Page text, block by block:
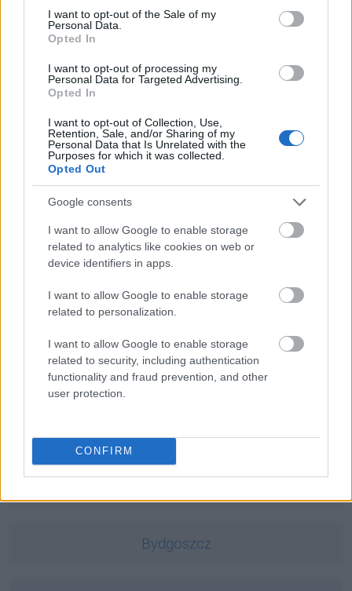
consent section.
I want to opt-out of the Sale of my
Personal Data.
Opted In
I want to opt-out of processing my
Personal Data for Targeted Advertising.
Opted In
I want to opt-out of Collection, Use,
Retention, Sale, and/or Sharing of my
Personal Data that Is Unrelated with the
Purposes for which it was collected.
Opted Out
Google consents
I want to allow Google to enable storage
related to analytics like cookies on web or
device identifiers in apps.
I want to allow Google to enable storage
related to personalization.
I want to allow Google to enable storage
related to security, including authentication
functionality and fraud prevention, and other
user protection.
CONFIRM
zaspokajaćmoże mieć trzy a?
Jaki przypadek po
Ciekawostki
— Pochodzenie wyrazufochy, a może i
eutanazja— Eutanazja, głupcze!
Mogą Cię zainteresować również hasła
projekt
imbus
bingo
Bydgoszcz